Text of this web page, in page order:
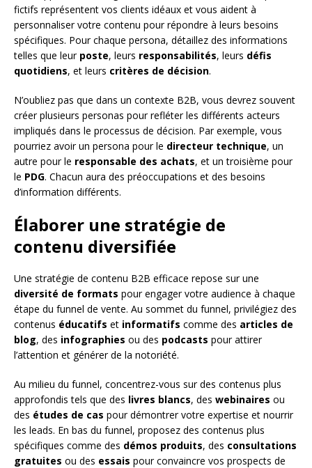
fictifs représentent vos clients idéaux et vous aident à
personnaliser votre contenu pour répondre à leurs besoins
spécifiques. Pour chaque persona, détaillez des informations
telles que leur poste, leurs responsabilités, leurs défis
quotidiens, et leurs critères de décision.
N’oubliez pas que dans un contexte B2B, vous devrez souvent
créer plusieurs personas pour refléter les différents acteurs
impliqués dans le processus de décision. Par exemple, vous
pourriez avoir un persona pour le directeur technique, un
autre pour le responsable des achats, et un troisième pour
le PDG. Chacun aura des préoccupations et des besoins
d’information différents.
Élaborer une stratégie de
contenu diversifiée
Une stratégie de contenu B2B efficace repose sur une
diversité de formats pour engager votre audience à chaque
étape du funnel de vente. Au sommet du funnel, privilégiez des
contenus éducatifs et informatifs comme des articles de
blog, des infographies ou des podcasts pour attirer
l’attention et générer de la notoriété.
Au milieu du funnel, concentrez-vous sur des contenus plus
approfondis tels que des livres blancs, des webinaires ou
des études de cas pour démontrer votre expertise et nourrir
les leads. En bas du funnel, proposez des contenus plus
spécifiques comme des démos produits, des consultations
gratuites ou des essais pour convaincre vos prospects de